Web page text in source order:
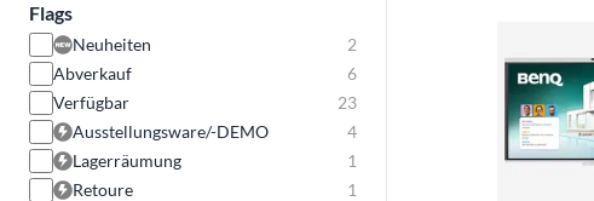
Flags
Neuheiten
2
Abverkauf
6
Verfügbar
23
Ausstellungsware/-DEMO
4
Lagerräumung
1
Retoure
1